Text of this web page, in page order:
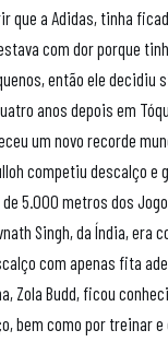
que a Adidas, tinha
com dor porque
então ele decidiu
anos depois em
um novo recorde
competiu descalço e
5.000 metros dos
Singh, da Índia, era
com apenas fita
Zola Budd, ficou
bem como por treinar